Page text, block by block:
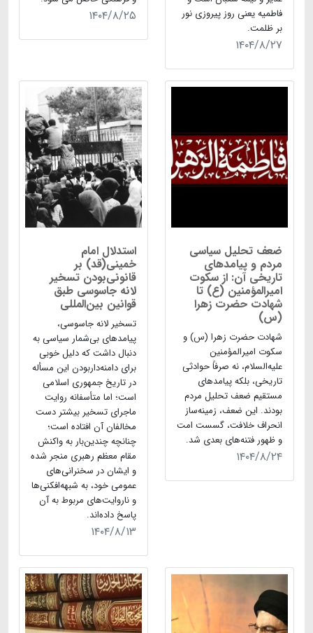
فاطمیه یعنی روز پیروزی نور
بر ظلمت.
۱۴۰۴/۸/۲۷
۱۴۰۴/۸/۲۵
ضعف تحلیل سیاسی
مردم و پیامدهای
تاریخی آن: از سکوت
امیرالمؤمنین (ع) تا
شهادت حضرت زهرا
(س)
شهادت حضرت زهرا (س) و
سکوت امیرالمؤمنین
علیه‌السلام، نه صرفاً حوادثی
تاریخی، بلکه پیامدهای
مستقیم ضعف تحلیل مردم
بودند. این ضعف، زمینه‌ساز
انحراف خلافت، گسست امت
و ظهور فتنه‌های بعدی شد.
۱۴۰۴/۸/۲۴
استدلال‌ امام
خمینی(قد) بر
قانونی‌بودن تسخیر
لانه جاسوسی طبق
قوانین بین‌المللی
تسخیر لانه جاسوسی،
پیامدهای بی‌شمار سیاسی به
دنبال داشت که دلیل خوبی
برای دامنه‌داربودن این مسأله
در تاریخ جمهوری اسلامی
است؛ اما متأسفانه روایت
ماجرای تسخیر بیشتر دست
مخالفان آن افتاده است؛
چنانچه چندین‌بار به واکنش
مقام معظم رهبری منجر شده
و ایشان در سخنرانی‌های
عمومی خود، به شبهه‌افکنی‌ها
و ناروایت‌های مربوط به آن
پاسخ داده‌اند.
۱۴۰۴/۸/۱۳